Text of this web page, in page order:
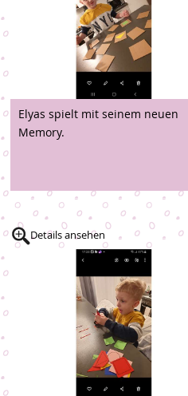
Elyas spielt mit seinem neuen
Memory.
Details ansehen